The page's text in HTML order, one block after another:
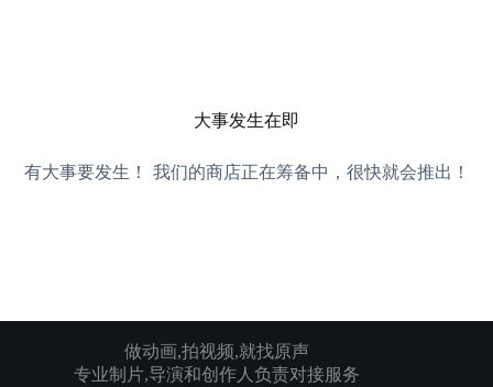
大事发生在即
有大事要发生！ 我们的商店正在筹备中，很快就会推出！
做动画,拍视频,就找原声
专业制片,导演和创作人负责对接服务